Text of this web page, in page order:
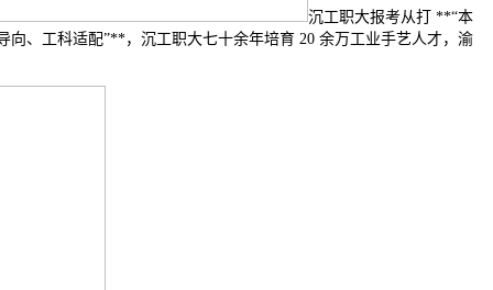
沉工职大报考从打 **“本
向、工科适配”**，沉工职大七十余年培育 20 余万工业手艺人才，渝